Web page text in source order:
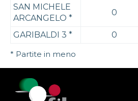
SAN MICHELE
ARCANGELO *
0
GARIBALDI 3 * 0
* Partite in meno